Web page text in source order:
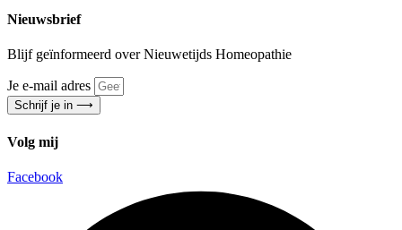
Nieuwsbrief
Blijf geïnformeerd over Nieuwetijds Homeopathie
Je e-mail adres
Schrijf je in ⟶
Volg mij
Facebook